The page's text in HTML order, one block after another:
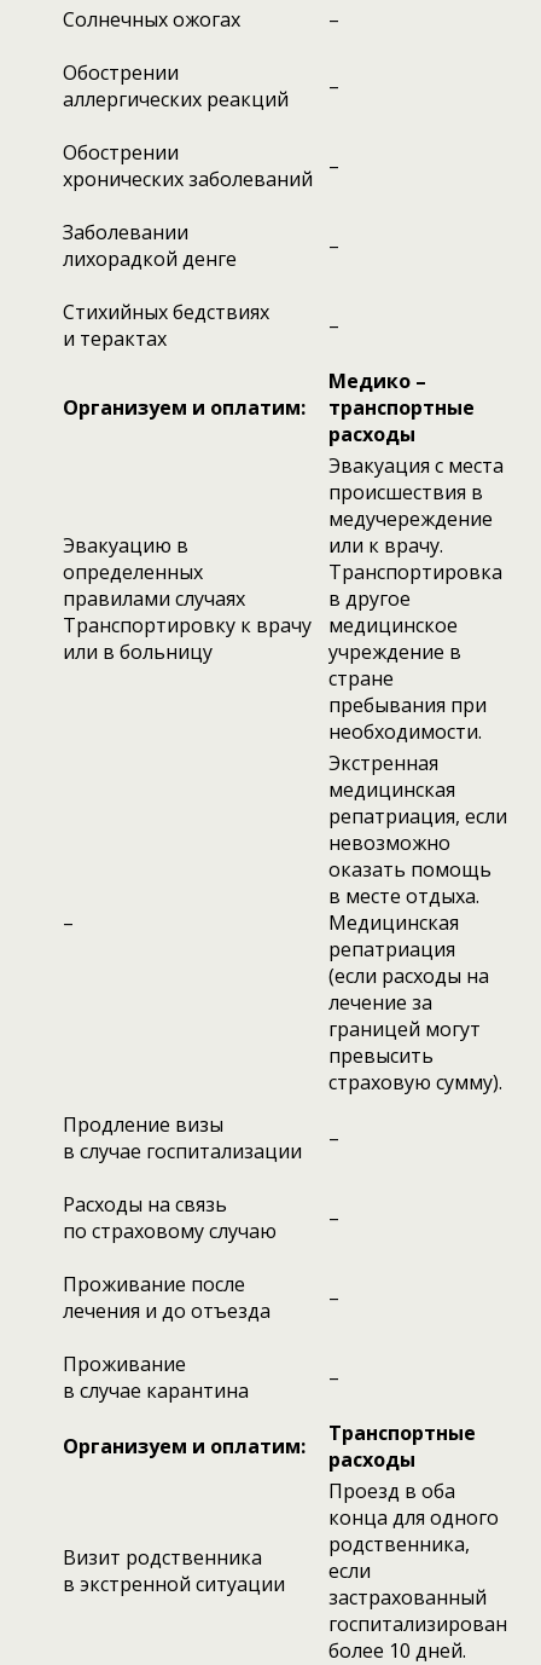
Солнечных ожогах
–
Обострении
аллергических реакций
–
Обострении
хронических заболеваний
–
Заболевании
лихорадкой денге
–
Стихийных бедствиях
и терактах
–
Организуем и оплатим:
Медико –
транспортные
расходы
Эвакуацию в
определенных
правилами случаях
Транспортировку к врачу
или в больницу
Эвакуация с места
происшествия в
медучереждение
или к врачу.
Транспортировка
в другое
медицинское
учреждение в
стране
пребывания при
необходимости.
–
Экстренная
медицинская
репатриация, если
невозможно
оказать помощь
в месте отдыха.
Медицинская
репатриация
(если расходы на
лечение за
границей могут
превысить
страховую сумму).
Продление визы
в случае госпитализации
–
Расходы на связь
по страховому случаю
–
Проживание после
лечения и до отъезда
–
Проживание
в случае карантина
–
Организуем и оплатим:
Транспортные
расходы
Визит родственника
в экстренной ситуации
Проезд в оба
конца для одного
родственника,
если
застрахованный
госпитализирован
более 10 дней.